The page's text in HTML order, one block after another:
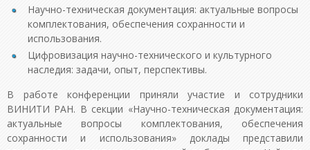
Научно-техническая документация: актуальные вопросы
комплектования, обеспечения сохранности и
использования.
Цифровизация научно-технического и культурного
наследия: задачи, опыт, перспективы.
В работе конференции приняли участие и сотрудники
ВИНИТИ РАН. В секции «Научно-техническая документация:
актуальные вопросы комплектования, обеспечения
сохранности и использования» доклады представили